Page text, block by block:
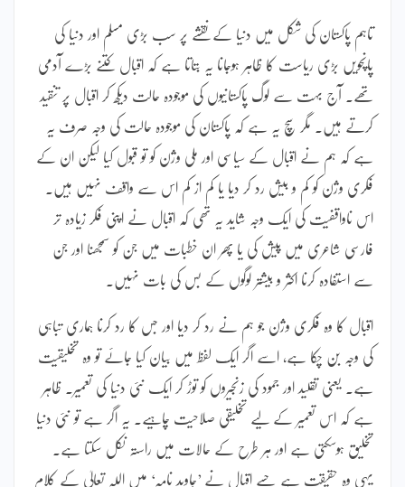
تاہم پاکستان کی شکل میں دنیا کے نقشے پر سب بڑی مسلم اور دنیا کی
پانچویں بڑی ریاست کا ظاہر ہوجانا یہ بتاتا ہے کہ اقبال کتنے بڑے آدمی
تھے۔ آج بہت سے لوگ پاکستانیوں کی موجودہ حالت دیکھ کر اقبال پر تنقید
کرتے ہیں۔ مگر سچ یہ ہے کہ پاکستان کی موجودہ حالت کی وجہ صرف یہ
ہے کہ ہم نے اقبال کے سیاسی اور ملی وژن کو تو قبول کیا لیکن ان کے
فکری وژن کو کم و بیش رد کر دیا یا کم از کم اس سے واقف نہیں ہیں۔
اس ناواقفیت کی ایک وجہ شاید یہ تھی کہ اقبال نے اپنی فکر زیادہ تر
فارسی شاعری میں پیش کی یا پھر ان خطبات میں جن کو سمجھنا اور جن
سے استفادہ کرنا اکثر و بیشتر لوگوں کے بس کی بات نہیں۔
اقبال کا وہ فکری وژن جو ہم نے رد کر دیا اور جس کا رد کرنا ہماری تباہی
کی وجہ بن چکا ہے، اسے اگر ایک لفظ میں بیان کیا جائے تو وہ تخلیقیت
ہے۔ یعنی تقلید اور جمود کی زنجیروں کو توڑ کر ایک نئی دنیا کی تعمیر۔ ظاہر
ہے کہ اس تعمیر کے لیے تخلیقی صلاحیت چاہیے۔ یہ اگر ہے تو نئی دنیا
تخلیق ہوسکتی ہے اور ہر طرح کے حالات میں راستہ نکل سکتا ہے۔
یہی وہ حقیقت ہے جسے اقبال نے ’جاوید نامہ‘ میں اللہ تعالیٰ کے کلام